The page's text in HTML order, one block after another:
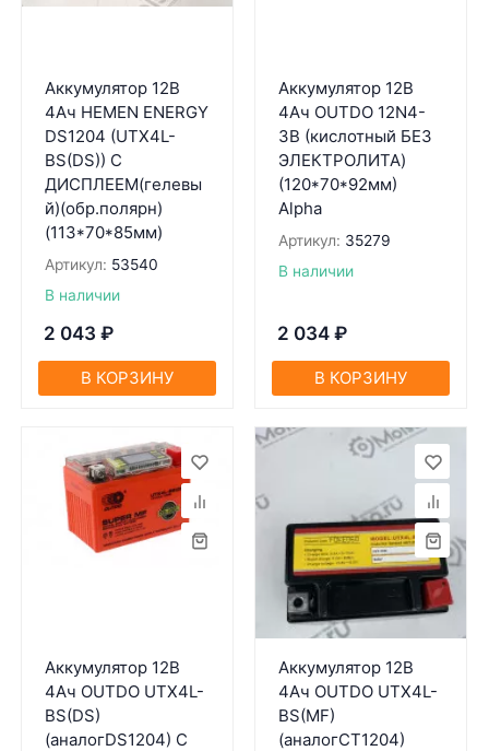
Аккумулятор 12В
4Ач HEMEN ENERGY
DS1204 (UTX4L-
BS(DS)) С
ДИСПЛЕЕМ(гелевы
й)(обр.полярн)
(113*70*85мм)
Артикул: 53540
В наличии
2 043 ₽
В КОРЗИНУ
Аккумулятор 12В
4Ач OUTDO 12N4-
3B (кислотный БЕЗ
ЭЛЕКТРОЛИТА)
(120*70*92мм)
Alpha
Артикул: 35279
В наличии
2 034 ₽
В КОРЗИНУ
Аккумулятор 12В
4Ач OUTDO UTX4L-
BS(DS)
(аналогDS1204) С
Аккумулятор 12В
4Ач OUTDO UTX4L-
BS(MF)
(аналогCT1204)